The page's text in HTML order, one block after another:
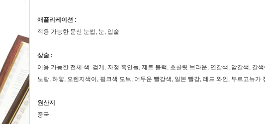
애플리케이션 :
적용 가능한 문신 눈썹, 눈, 입술
상술 :
이용 가능한 전체 색 :검게, 자정 흑인들, 제트 블랙, 초콜릿 브라운, 연갈색, 암갈색, 갈
노랑, 하얗, 오렌지색이, 핑크색 모브, 어두운 빨강색, 일본 빨강, 레드 와인, 부르고뉴가
원산지
중국